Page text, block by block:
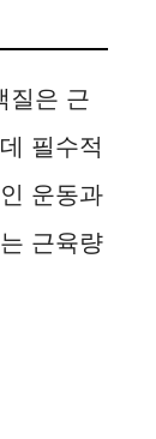
질은 근
필수적
운동과
근육량